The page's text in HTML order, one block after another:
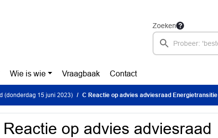
Zoeken
Wie is wie Vraagbaak Contact
(donderdag 15 juni 2023) C Reactie op advies adviesraad Energietransitie
Reactie op advies adviesraad